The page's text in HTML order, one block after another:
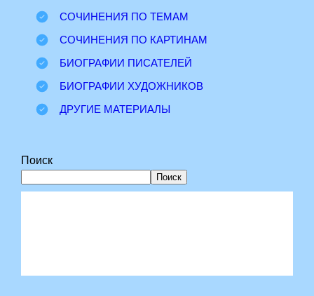
СОЧИНЕНИЯ ПО ТЕМАМ
СОЧИНЕНИЯ ПО КАРТИНАМ
БИОГРАФИИ ПИСАТЕЛЕЙ
БИОГРАФИИ ХУДОЖНИКОВ
ДРУГИЕ МАТЕРИАЛЫ
Поиск
Поиск